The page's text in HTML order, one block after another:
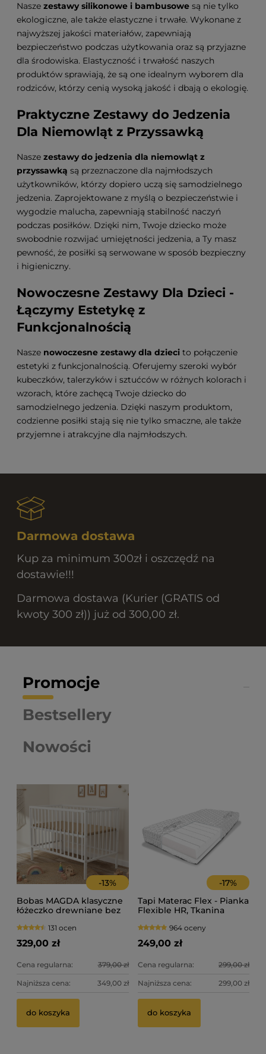
Nasze zestawy silikonowe i bambusowe są nie tylko
ekologiczne, ale także elastyczne i trwałe. Wykonane z
najwyższej jakości materiałów, zapewniają
bezpieczeństwo podczas użytkowania oraz są przyjazne
dla środowiska. Elastyczność i trwałość naszych
produktów sprawiają, że są one idealnym wyborem dla
rodziców, którzy cenią wysoką jakość i dbają o ekologię.
Praktyczne Zestawy do Jedzenia
Dla Niemowląt z Przyssawką
Nasze zestawy do jedzenia dla niemowląt z
przyssawką są przeznaczone dla najmłodszych
użytkowników, którzy dopiero uczą się samodzielnego
jedzenia. Zaprojektowane z myślą o bezpieczeństwie i
wygodzie malucha, zapewniają stabilność naczyń
podczas posiłków. Dzięki nim, Twoje dziecko może
swobodnie rozwijać umiejętności jedzenia, a Ty masz
pewność, że posiłki są serwowane w sposób bezpieczny
i higieniczny.
Nowoczesne Zestawy Dla Dzieci -
Łączymy Estetykę z
Funkcjonalnością
Nasze nowoczesne zestawy dla dzieci to połączenie
estetyki z funkcjonalnością. Oferujemy szeroki wybór
kubeczków, talerzyków i sztućców w różnych kolorach i
wzorach, które zachęcą Twoje dziecko do
samodzielnego jedzenia. Dzięki naszym produktom,
codzienne posiłki stają się nie tylko smaczne, ale także
przyjemne i atrakcyjne dla najmłodszych.
Darmowa dostawa
Kup za minimum 300zł i oszczędź na
dostawie!!!
Darmowa dostawa (Kurier (GRATIS od
kwoty 300 zł)) już od 300,00 zł.
Promocje
Nowości
Bestsellery
-13%
Bobas MAGDA klasyczne
łóżeczko drewniane bez
131 ocen
329,00 zł
Cena regularna: 379,00 zł
Najniższa cena: 349,00 zł
do koszyka
-17%
Tapi Materac Flex - Pianka
Flexible HR, Tkanina
964 oceny
249,00 zł
Cena regularna: 299,00 zł
Najniższa cena: 299,00 zł
do koszyka